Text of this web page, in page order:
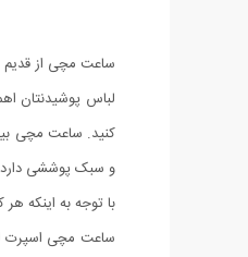
ساعت مچی از قدیم
لباس پوشیدنتان
کنید. ساعت مچی
و سبک پوششی دارد.
با توجه به اینکه